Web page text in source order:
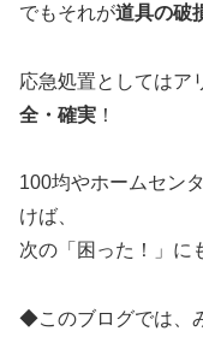
でもそれが道具の破
応急処置としてはア
全・確実 ！
100均やホームセン
けば、
次の「困った！」に
◆このブログでは、